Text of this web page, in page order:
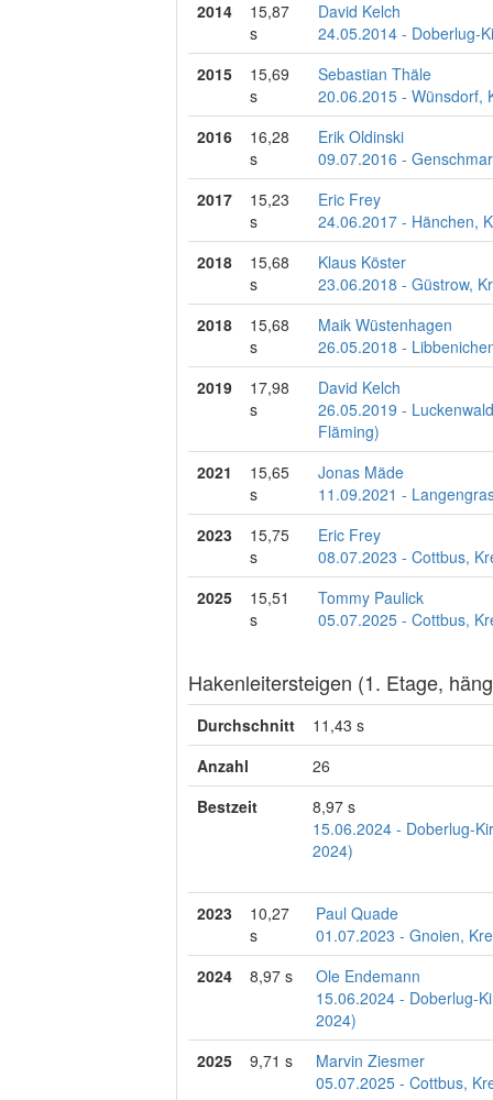
2014
15,87
s
David Kelch
24.05.2014 - Doberlug-
2015
15,69
s
Sebastian Thäle
20.06.2015 - Wünsdorf,
2016
16,28
s
Erik Oldinski
09.07.2016 -
2017
15,23
s
Eric Frey
24.06.2017 - Hänchen,
2018
15,68
s
Klaus Köster
23.06.2018 - Güstrow,
2018
15,68
s
Maik Wüstenhagen
26.05.2018 -
2019
17,98
s
David Kelch
26.05.2019 -
Fläming)
2021
15,65
s
Jonas Mäde
11.09.2021 -
2023
15,75
s
Eric Frey
08.07.2023 - Cottbus,
2025
15,51
s
Tommy Paulick
05.07.2025 - Cottbus,
Hakenleitersteigen (1. Etage,
Durchschnitt
11,43 s
Anzahl
26
Bestzeit
8,97 s
15.06.2024 - Doberlug-
2024)
2023
10,27
s
Paul Quade
01.07.2023 - Gnoien,
2024
8,97 s
Ole Endemann
15.06.2024 - Doberlug-
2024)
2025
9,71 s
Marvin Ziesmer
05.07.2025 - Cottbus,